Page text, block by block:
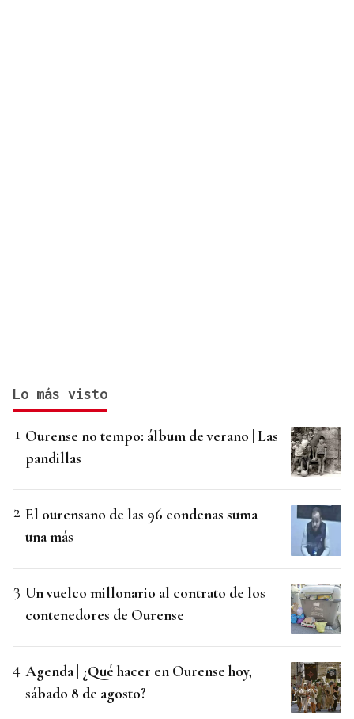
Lo más visto
Ourense no tempo: álbum de verano | Las
pandillas
El ourensano de las 96 condenas suma
una más
Un vuelco millonario al contrato de los
contenedores de Ourense
Agenda | ¿Qué hacer en Ourense hoy,
sábado 8 de agosto?